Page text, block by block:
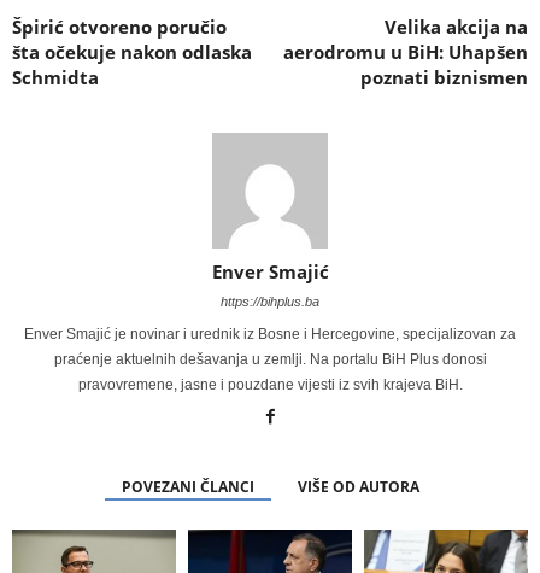
Špirić otvoreno poručio
šta očekuje nakon odlaska
Schmidta
Velika akcija na
aerodromu u BiH: Uhapšen
poznati biznismen
Enver Smajić
https://bihplus.ba
Enver Smajić je novinar i urednik iz Bosne i Hercegovine, specijalizovan za
praćenje aktuelnih dešavanja u zemlji. Na portalu BiH Plus donosi
pravovremene, jasne i pouzdane vijesti iz svih krajeva BiH.
POVEZANI ČLANCI VIŠE OD AUTORA